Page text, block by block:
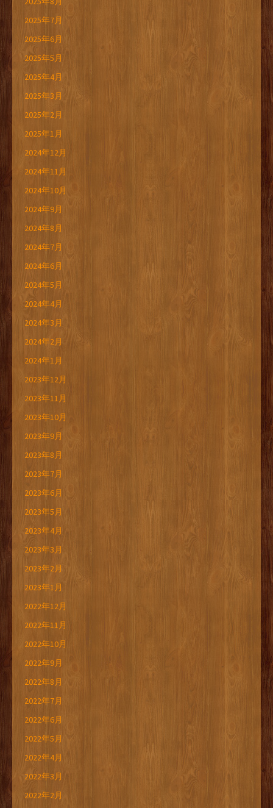
2025年7月
2025年6月
2025年5月
2025年4月
2025年3月
2025年2月
2025年1月
2024年12月
2024年11月
2024年10月
2024年9月
2024年8月
2024年7月
2024年6月
2024年5月
2024年4月
2024年3月
2024年2月
2024年1月
2023年12月
2023年11月
2023年10月
2023年9月
2023年8月
2023年7月
2023年6月
2023年5月
2023年4月
2023年3月
2023年2月
2023年1月
2022年12月
2022年11月
2022年10月
2022年9月
2022年8月
2022年7月
2022年6月
2022年5月
2022年4月
2022年3月
2022年2月